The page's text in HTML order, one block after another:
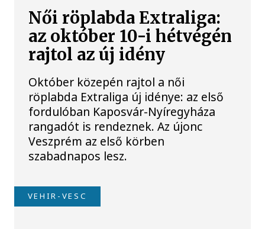
Női röplabda Extraliga:
az október 10-i hétvégén
rajtol az új idény
Október közepén rajtol a női
röplabda Extraliga új idénye: az első
fordulóban Kaposvár-Nyíregyháza
rangadót is rendeznek. Az újonc
Veszprém az első körben
szabadnapos lesz.
VEHIR-VESC